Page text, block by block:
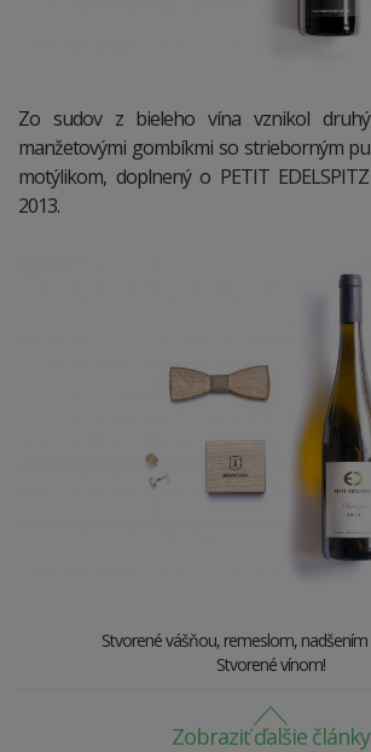
Zo sudov z bieleho vína vznikol
manžetovými gombíkmi so strieborným
motýlikom, doplnený o PETIT
2013.
Stvorené vášňou, remeslom,
Stvorené vínom!
Zobraziť ďalšie články